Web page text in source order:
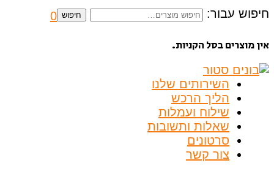
חיפוש עבור: חיפוש 0
אין מוצרים בסל הקניות.
השירותים שלנו
הליך הרכש
שילוח ועמלות
שאלות ותשובות
סרטונים
צור קשר